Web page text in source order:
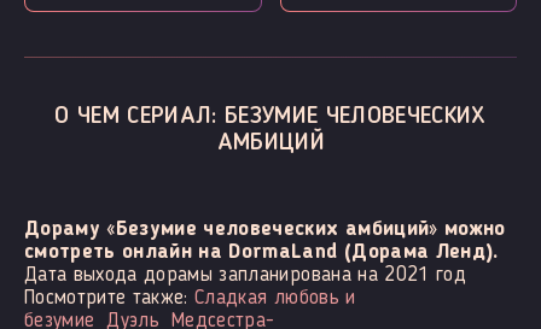
О ЧЕМ СЕРИАЛ: БЕЗУМИЕ ЧЕЛОВЕЧЕСКИХ
АМБИЦИЙ
Дораму «Безумие человеческих амбиций» можно
смотреть онлайн на DormaLand (Дорама Ленд).
Дата выхода дорамы запланирована на 2021 год
Посмотрите также:Сладкая любовь и
безумие
Дуэль
Медсестра-